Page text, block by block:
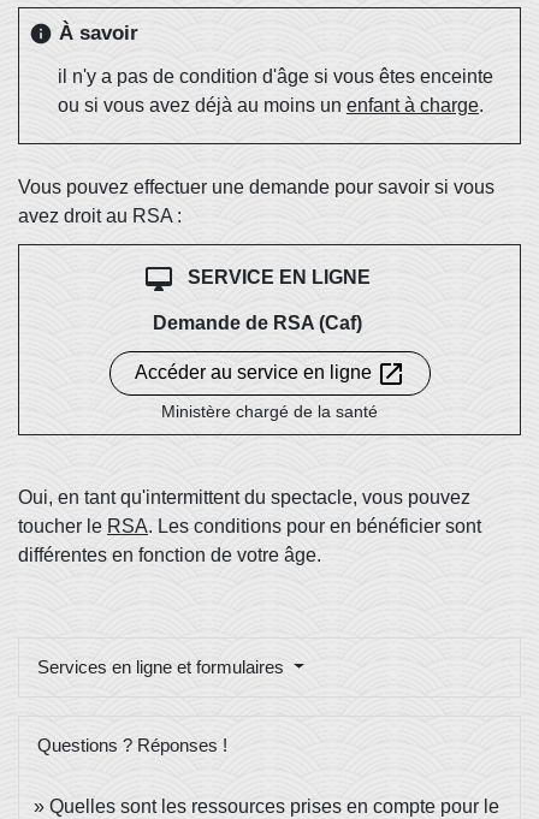
info À savoir
il n'y a pas de condition d'âge si vous êtes enceinte
ou si vous avez déjà au moins un enfant à charge.
Vous pouvez effectuer une demande pour savoir si vous
avez droit au RSA :
desktop_mac SERVICE EN LIGNE
Demande de RSA (Caf)
Accéder au service en ligne open_in_new
Ministère chargé de la santé
Oui, en tant qu'intermittent du spectacle, vous pouvez
toucher le RSA. Les conditions pour en bénéficier sont
différentes en fonction de votre âge.
Services en ligne et formulaires
Questions ? Réponses !
Quelles sont les ressources prises en compte pour le